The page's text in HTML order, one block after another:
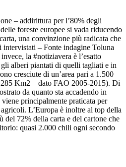
– addirittura per l’80% degli
foreste europee si vada riducendo
una convinzione più radicata che
intervistati – Fonte indagine Toluna
la #notiziavera è l’esatto
alberi piantati di quelli tagliati e in
cresciute di un’area pari a 1.500
Km2 – dato FAO 2005-2015). Di
da quanto sta accadendo in
principalmente praticata per
L’Europa è inoltre al top della
72% della carta e del cartone che
quasi 2.000 chili ogni secondo